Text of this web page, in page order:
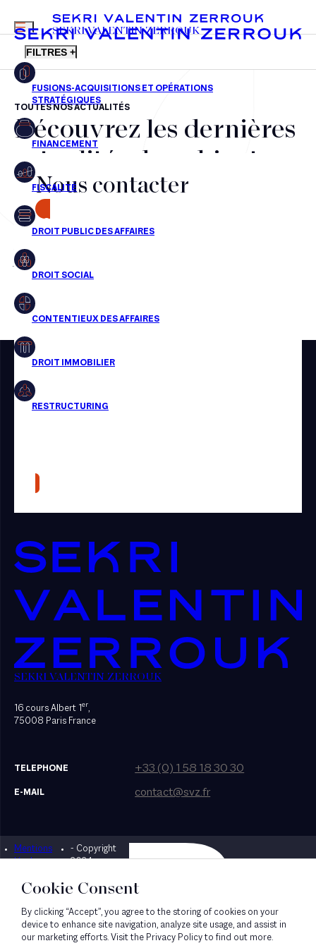
FR EN
MENU
SEKRI VALENTIN ZERROUK
FILTRES +
Fusions-acquisitions et opérations stratégiques
Financement
Fiscalité
Droit public des affaires
Droit social
Droit immobilier
Restructuring
Presse
TOUTES NOS ACTUALITÉS
Découvrez les dernières
actualités du cabinet,
nos récompenses et nos
transactions, jour après
jour
Aucun résultats pour cette recherche
Nous contacter
SEKRI VALENTIN ZERROUK
16 cours Albert 1er,
75008 Paris France
TELEPHONE +33 (0) 1 58 18 30 30
E-MAIL contact@svz.fr
Mentions
légales
- Copyright
2024
Designed by Bonhomme
Cookie Consent
By clicking “Accept”, you agree to the storing of cookies on your
device to enhance site navigation, analyze site usage, and assist in
our marketing efforts. Visit the Privacy Policy to find out more.